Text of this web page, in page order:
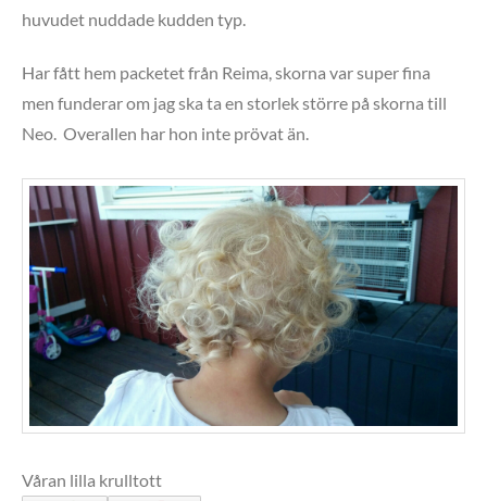
huvudet nuddade kudden typ.
Har fått hem packetet från Reima, skorna var super fina
men funderar om jag ska ta en storlek större på skorna till
Neo. Overallen har hon inte prövat än.
Våran lilla krulltott